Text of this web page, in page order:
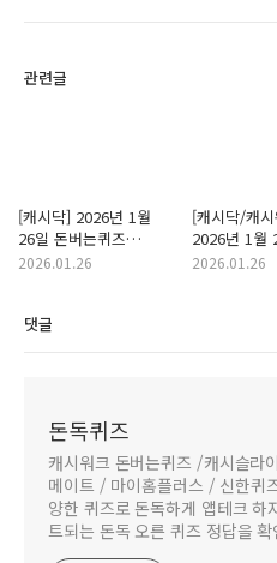
관련글
[캐시닥] 2026년 1월
26일 돈버는퀴즈
"세라믹황토볼" 정답
2026.01.26
[캐시닥/캐
2026년 1월
돈버는퀴즈 "
2026.01.26
댓글
돈독퀴즈
캐시워크 돈버는퀴즈 /캐시슬라
메이트 / 마이홈플러스 / 신한퀴
양한 퀴즈로 돈독하게 앱테크 하
트되는 돈독 오른 퀴즈 정답을 확